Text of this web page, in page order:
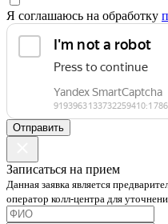
Я соглашаюсь на обработку
Отправить
Записаться на прием
Данная заявка является
оператор колл-центра для